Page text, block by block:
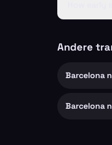
Andere
Barcelona
Barcelona